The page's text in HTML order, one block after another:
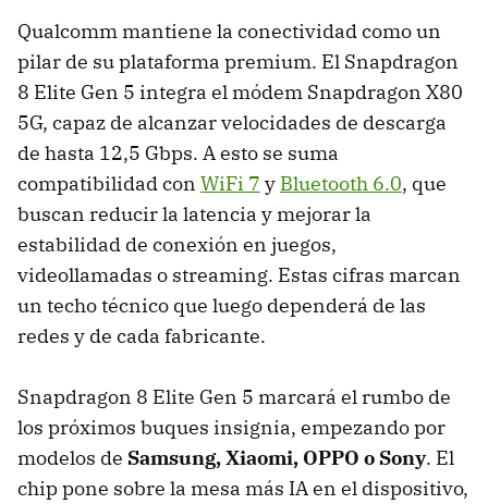
Qualcomm mantiene la conectividad como un
pilar de su plataforma premium. El Snapdragon
8 Elite Gen 5 integra el módem Snapdragon X80
5G, capaz de alcanzar velocidades de descarga
de hasta 12,5 Gbps. A esto se suma
compatibilidad con WiFi 7 y Bluetooth 6.0, que
buscan reducir la latencia y mejorar la
estabilidad de conexión en juegos,
videollamadas o streaming. Estas cifras marcan
un techo técnico que luego dependerá de las
redes y de cada fabricante.
Snapdragon 8 Elite Gen 5 marcará el rumbo de
los próximos buques insignia, empezando por
modelos de Samsung, Xiaomi, OPPO o Sony. El
chip pone sobre la mesa más IA en el dispositivo,